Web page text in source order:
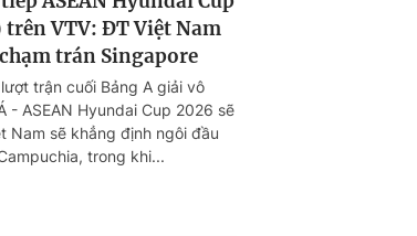
VTV: ĐT Việt Nam
trán Singapore
trận cuối Bảng A giải vô
- ASEAN Hyundai Cup 2026 sẽ
Nam sẽ khẳng định ngôi đầu
trong khi...